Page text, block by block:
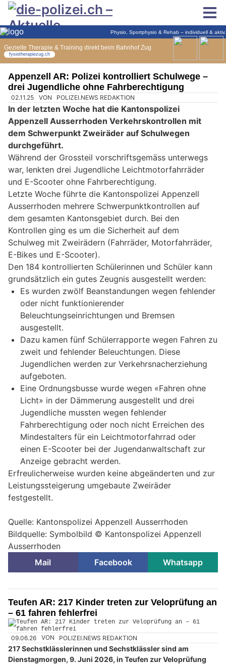
Appenzell AR: Polizei kontrolliert Schulwege –
drei Jugendliche ohne Fahrberechtigung
02.11.25 VON POLIZEI.NEWS REDAKTION
In der letzten Woche hat die Kantonspolizei
Appenzell Ausserrhoden Verkehrskontrollen mit
dem Schwerpunkt Zweiräder auf Schulwegen
durchgeführt.
Während der Grossteil vorschriftsgemäss unterwegs
war, lenkten drei Jugendliche Leichtmotorfahrräder
und E-Scooter ohne Fahrberechtigung.
Letzte Woche führte die Kantonspolizei Appenzell
Ausserrhoden mehrere Schwerpunktkontrollen auf
dem gesamten Kantonsgebiet durch. Bei den
Kontrollen ging es um die Sicherheit auf dem
Schulweg mit Zweirädern (Fahrräder, Motorfahrräder,
E-Bikes und E-Scooter).
Den 184 kontrollierten Schülerinnen und Schüler kann
grundsätzlich ein gutes Zeugnis ausgestellt werden:
Es wurden zwölf Beanstandungen wegen fehlender
oder nicht funktionierender
Beleuchtungseinrichtungen und Bremsen
ausgestellt.
Dazu kamen fünf Schülerrapporte wegen Fahren zu
zweit und fehlender Beleuchtungen. Diese
Jugendlichen werden zur Verkehrsnacherziehung
aufgeboten.
Eine Ordnungsbusse wurde wegen «Fahren ohne
Licht» in der Dämmerung ausgestellt und drei
Jugendliche mussten wegen fehlender
Fahrberechtigung oder noch nicht Erreichen des
Mindestalters für ein Leichtmotorfahrrad oder
einen E-Scooter bei der Jugendanwaltschaft zur
Anzeige gebracht werden.
Erfreulicherweise wurden keine abgeänderten und zur
Leistungssteigerung umgebaute Zweiräder
festgestellt.
Quelle: Kantonspolizei Appenzell Ausserrhoden
Bildquelle: Symbolbild © Kantonspolizei Appenzell
Ausserrhoden
Mail
Facebook Whatsapp
Teufen AR: 217 Kinder treten zur Veloprüfung an
– 61 fahren fehlerfrei
09.06.26 VON POLIZEI.NEWS REDAKTION
217 Sechstklässlerinnen und Sechstklässler sind am
Dienstagmorgen, 9. Juni 2026, in Teufen zur Veloprüfung